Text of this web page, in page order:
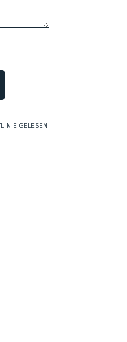
GELESEN